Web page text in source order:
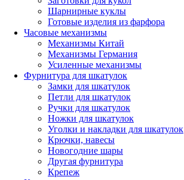
Шарнирные куклы
Готовые изделия из фарфора
Часовые механизмы
Механизмы Китай
Механизмы Германия
Усиленные механизмы
Фурнитура для шкатулок
Замки для шкатулок
Петли для шкатулок
Ручки для шкатулок
Ножки для шкатулок
Уголки и накладки для шкатулок
Крючки, навесы
Новогодние шары
Другая фурнитура
Крепеж